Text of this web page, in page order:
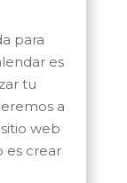
para
es
tu
a
web
es crear